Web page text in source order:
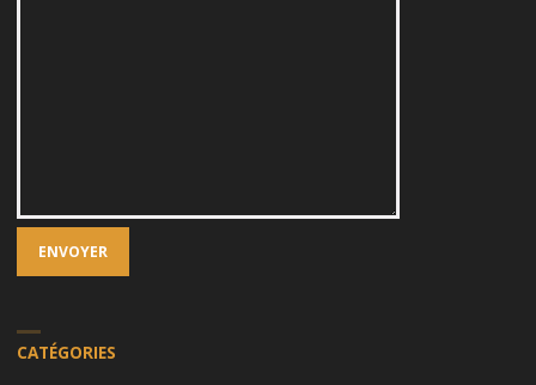
CATÉGORIES